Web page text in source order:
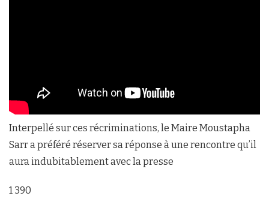
Interpellé sur ces récriminations, le Maire Moustapha
Sarr a préféré réserver sa réponse à une rencontre qu’il
aura indubitablement avec la presse
1 390